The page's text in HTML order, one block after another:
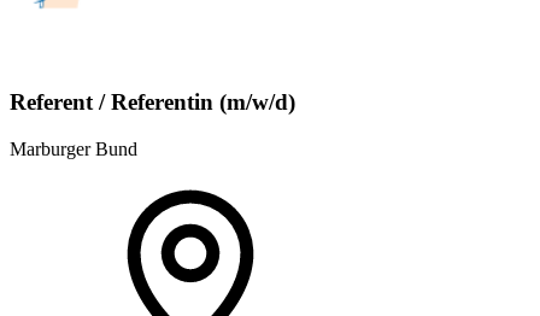
Referent / Referentin (m/w/d)
Marburger Bund